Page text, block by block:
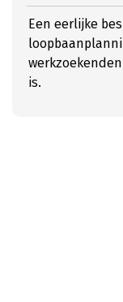
Een eerlijke
is.